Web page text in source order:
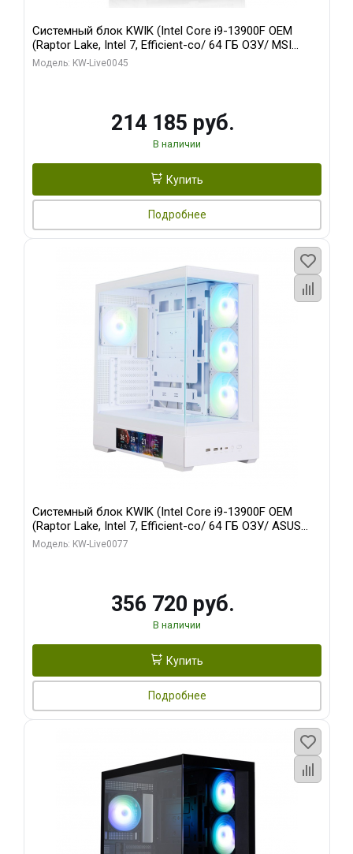
Системный блок KWIK (Intel Core i9-13900F OEM
(Raptor Lake, Intel 7, Efficient-co/ 64 ГБ ОЗУ/ MSI
RTX5060Ti SHADOW 2X OC PLUS 8GB GDDR7 128bit
Модель: KW-Live0045
214 185 руб.
В наличии
Купить
Подробнее
Системный блок KWIK (Intel Core i9-13900F OEM
(Raptor Lake, Intel 7, Efficient-co/ 64 ГБ ОЗУ/ ASUS
RTX5080 TUF GAMING OC 16GB GDDR7 256bit 3xDP 3x/
Модель: KW-Live0077
356 720 руб.
В наличии
Купить
Подробнее